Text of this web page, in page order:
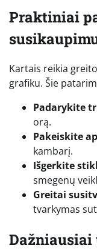
Praktiniai
Kartais reikia
grafiku. Šie
Padarykite
orą.
Pakeiskite
kambarį.
Išgerkite
smegenų
Greitai
tvarkymas